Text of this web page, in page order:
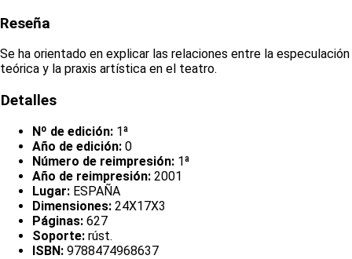
Reseña
Se ha orientado en explicar las relaciones entre la especulación
teórica y la praxis artística en el teatro.
Detalles
Nº de edición: 1ª
Año de edición: 0
Número de reimpresión: 1ª
Año de reimpresión: 2001
Lugar: ESPAÑA
Dimensiones: 24X17X3
Páginas: 627
Soporte: rúst.
ISBN: 9788474968637